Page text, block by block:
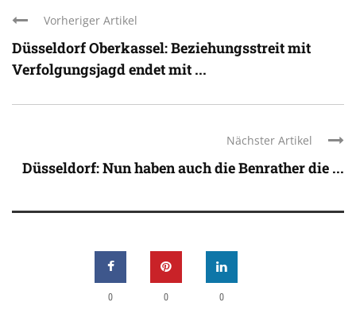
Vorheriger Artikel
Düsseldorf Oberkassel: Beziehungsstreit mit
Verfolgungsjagd endet mit ...
Nächster Artikel
Düsseldorf: Nun haben auch die Benrather die ...
0 0 0